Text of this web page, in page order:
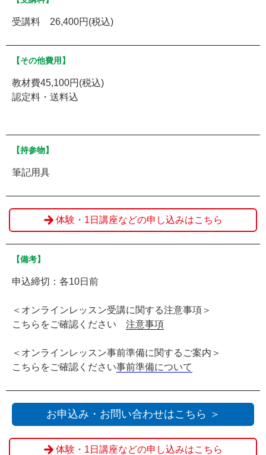
受講料 26,400円(税込)
【その他費用】
教材費45,100円(税込)
認定料・送料込
【持参物】
筆記用具
体験・1日講座などの申し込みはこちら
【備考】
申込締切：各10日前
＜オンラインレッスン受講に関する注意事項＞
こちらをご確認ください 注意事項
＜オンラインレッスン事前準備に関するご案内＞
こちらをご確認ください事前準備について
お申込み・お問い合わせはこちら ＞
体験・1日講座などの申し込みはこちら